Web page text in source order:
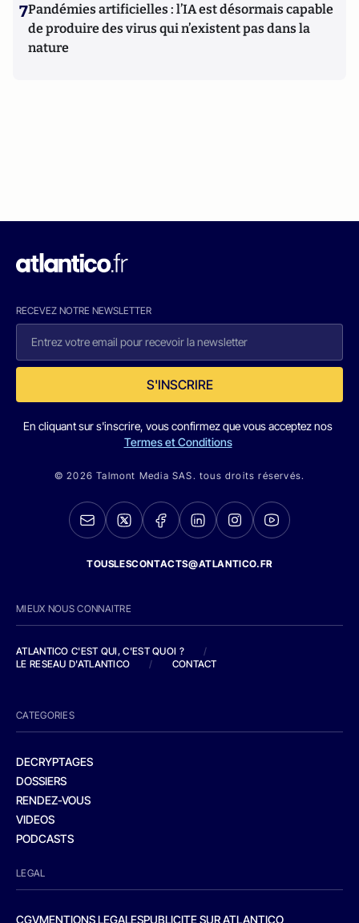
7Pandémies artificielles : l’IA est désormais capable
de produire des virus qui n’existent pas dans la
nature
RECEVEZ NOTRE NEWSLETTER
S'INSCRIRE
En cliquant sur s'inscrire, vous confirmez que vous acceptez nos
Termes et Conditions
© 2026 Talmont Media SAS. tous droits réservés.
TOUSLESCONTACTS@ATLANTICO.FR
MIEUX NOUS CONNAITRE
ATLANTICO C'EST QUI, C'EST QUOI ?
/
LE RESEAU D'ATLANTICO
/ CONTACT
CATEGORIES
DECRYPTAGES
DOSSIERS
RENDEZ-VOUS
VIDEOS
PODCASTS
LEGAL
CGVMENTIONS LEGALESPUBLICITE SUR ATLANTICO